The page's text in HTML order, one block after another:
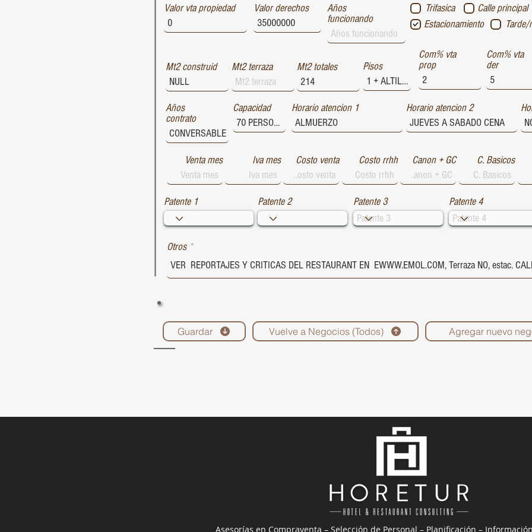
Valor vta propiedad Valor derechos
Años
funcionando
Trifasica Calle principal
Estacionamiento
Mt2 construid Mt2 terraza Mt2 totales Pisos
Com% vta
prop
Com% vta
der
Años
contrato
Capacidad Horario atencion 1 Horario atencion 2
Venta mes Iva mes Costo venta Costo rrhh Canon + GC C. Basicos
Patente 1 Patente 2 Patente 3 Patente 4
Otros
Guardar Vuelve a Negocios (Todos) Agregar nuevo
1729
1727
Asesorías en Compraventa – Selección de Personal – Planificación –